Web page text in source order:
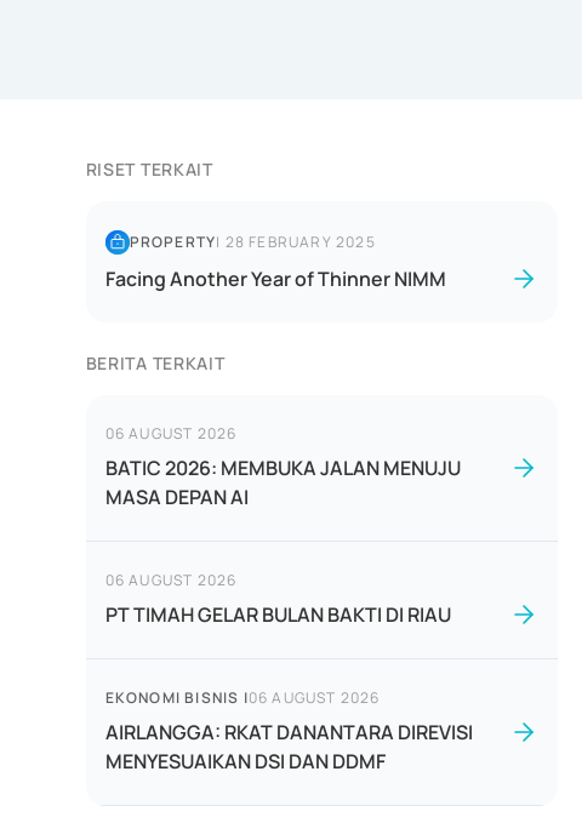
RISET TERKAIT
PROPERTY| 28 FEBRUARY 2025
Facing Another Year of Thinner NIMM
BERITA TERKAIT
06 AUGUST 2026
BATIC 2026: MEMBUKA JALAN MENUJU
MASA DEPAN AI
06 AUGUST 2026
PT TIMAH GELAR BULAN BAKTI DI RIAU
EKONOMI BISNIS |06 AUGUST 2026
AIRLANGGA: RKAT DANANTARA DIREVISI
MENYESUAIKAN DSI DAN DDMF